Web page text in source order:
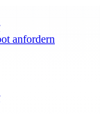
anfordern